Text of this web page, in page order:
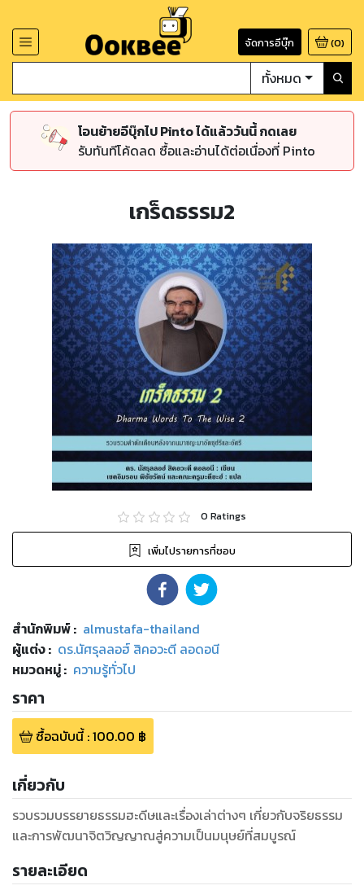
จัดการอีบุ๊ก (0)
ทั้งหมด
โอนย้ายอีบุ๊กไป Pinto ได้แล้ววันนี้ กดเลย
รับทันทีโค้ดลด ซื้อและอ่านได้ต่อเนื่องที่ Pinto
เกร็ดธรรม2
0 Ratings
เพิ่มไปรายการที่ชอบ
สำนักพิมพ์: almustafa-thailand
ผู้แต่ง : ดร.นัศรุลลอฮ์ สิคอวะตี ลอดอนี
หมวดหมู่: ความรู้ทั่วไป
ราคา
ซื้อฉบับนี้:100.00 ฿
เกี่ยวกับ
รวบรวมบรรยายธรรมฮะดีษและเรื่องเล่าต่างๆ เกี่ยวกับจริยธรรม
และการพัฒนาจิตวิญญาณสู่ความเป็นมนุษย์ที่สมบูรณ์
รายละเอียด